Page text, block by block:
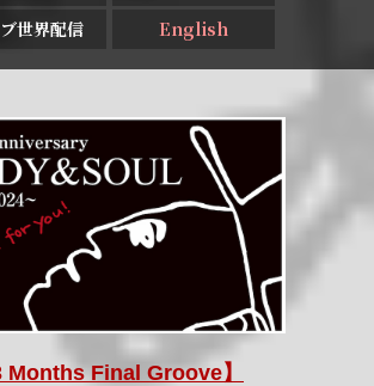
世界配信
English
Months Final Groove】